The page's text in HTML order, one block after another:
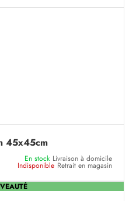
45x45cm
En stock Livraison à domicile
Indisponible Retrait en magasin